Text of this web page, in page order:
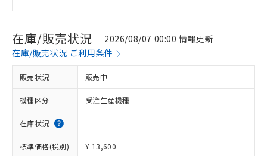
在庫/販売状況
2026/08/07 00:00 情報更新
在庫/販売状況 ご利用条件
販売状況 販売中
機種区分 受注生産機種
在庫状況
標準価格(税別) ¥ 13,600